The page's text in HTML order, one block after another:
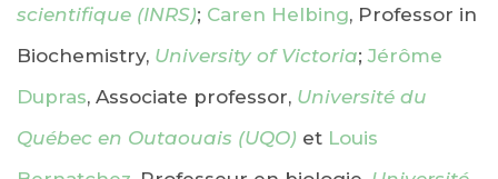
scientifique (INRS); Caren Helbing, Professor in
Biochemistry, University of Victoria;Jérôme
Dupras, Associate professor, Université du
Québec en Outaouais (UQO) et Louis